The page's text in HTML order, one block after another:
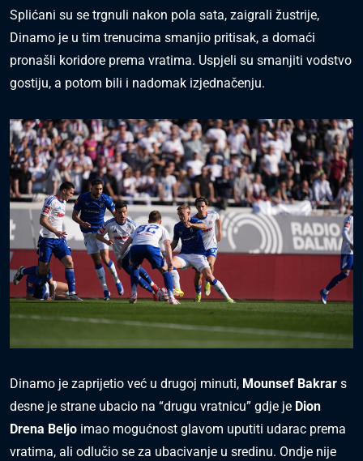
Splićani su se trgnuli nakon pola sata, zaigrali žustrije,
Dinamo je u tim trenucima smanjio pritisak, a domaći
pronašli koridore prema vratima. Uspjeli su smanjiti vodstvo
gostiju, a potom bili i nadomak izjednačenju.
Dinamo je zaprijetio već u drugoj minuti, Mounsef Bakrar s
desne je strane ubacio na “drugu vratnicu” gdje je Dion
Drena Beljo imao mogućnost glavom uputiti udarac prema
vratima, ali odlučio se za ubacivanje u sredinu. Ondje nije